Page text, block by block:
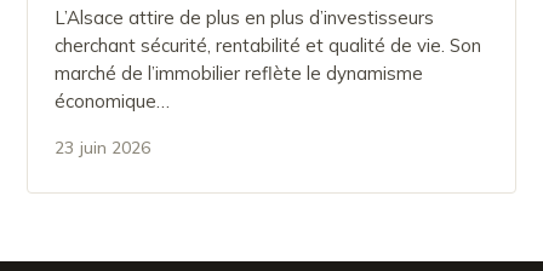
L’Alsace attire de plus en plus d’investisseurs
cherchant sécurité, rentabilité et qualité de vie. Son
marché de l’immobilier reflète le dynamisme
économique…
23 juin 2026